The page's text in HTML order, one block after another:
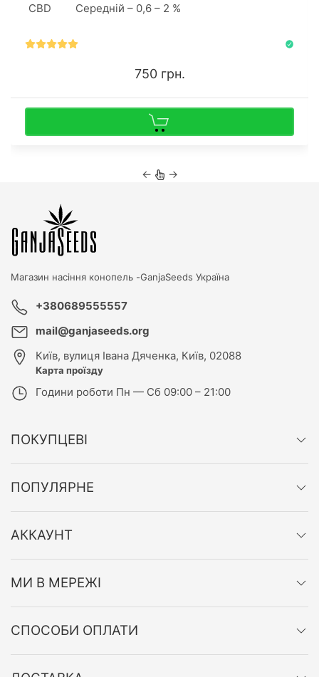
CBD Середній – 0,6 – 2 %
750 грн.
← →
Магазин насіння конопель -GanjaSeeds Україна
+380689555557
mail@ganjaseeds.org
Київ, вулиця Івана Дяченка, Київ, 02088
Карта проїзду
Години роботи Пн — Сб 09:00 – 21:00
ПОКУПЦЕВІ
ПОПУЛЯРНЕ
АККАУНТ
МИ В МЕРЕЖІ
СПОСОБИ ОПЛАТИ